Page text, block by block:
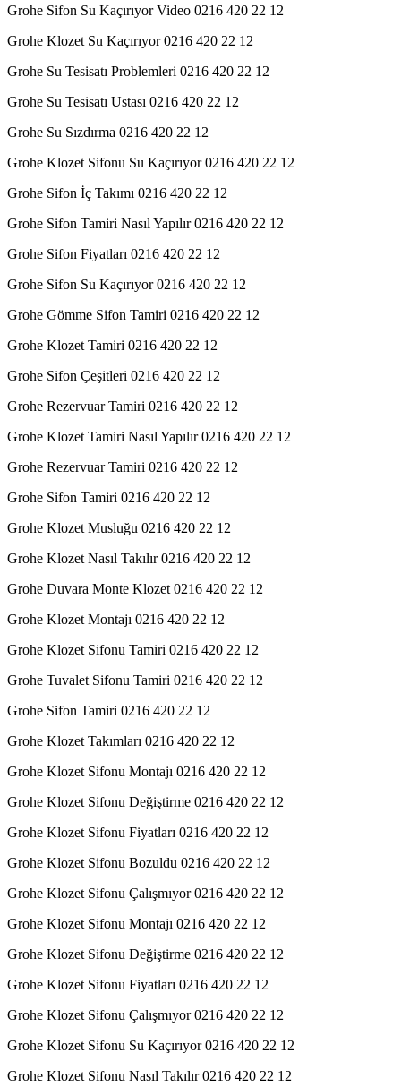
Grohe Sifon Su Kaçırıyor Video 0216 420 22 12
Grohe Klozet Su Kaçırıyor 0216 420 22 12
Grohe Su Tesisatı Problemleri 0216 420 22 12
Grohe Su Tesisatı Ustası 0216 420 22 12
Grohe Su Sızdırma 0216 420 22 12
Grohe Klozet Sifonu Su Kaçırıyor 0216 420 22 12
Grohe Sifon İç Takımı 0216 420 22 12
Grohe Sifon Tamiri Nasıl Yapılır 0216 420 22 12
Grohe Sifon Fiyatları 0216 420 22 12
Grohe Sifon Su Kaçırıyor 0216 420 22 12
Grohe Gömme Sifon Tamiri 0216 420 22 12
Grohe Klozet Tamiri 0216 420 22 12
Grohe Sifon Çeşitleri 0216 420 22 12
Grohe Rezervuar Tamiri 0216 420 22 12
Grohe Klozet Tamiri Nasıl Yapılır 0216 420 22 12
Grohe Rezervuar Tamiri 0216 420 22 12
Grohe Sifon Tamiri 0216 420 22 12
Grohe Klozet Musluğu 0216 420 22 12
Grohe Klozet Nasıl Takılır 0216 420 22 12
Grohe Duvara Monte Klozet 0216 420 22 12
Grohe Klozet Montajı 0216 420 22 12
Grohe Klozet Sifonu Tamiri 0216 420 22 12
Grohe Tuvalet Sifonu Tamiri 0216 420 22 12
Grohe Sifon Tamiri 0216 420 22 12
Grohe Klozet Takımları 0216 420 22 12
Grohe Klozet Sifonu Montajı 0216 420 22 12
Grohe Klozet Sifonu Değiştirme 0216 420 22 12
Grohe Klozet Sifonu Fiyatları 0216 420 22 12
Grohe Klozet Sifonu Bozuldu 0216 420 22 12
Grohe Klozet Sifonu Çalışmıyor 0216 420 22 12
Grohe Klozet Sifonu Montajı 0216 420 22 12
Grohe Klozet Sifonu Değiştirme 0216 420 22 12
Grohe Klozet Sifonu Fiyatları 0216 420 22 12
Grohe Klozet Sifonu Çalışmıyor 0216 420 22 12
Grohe Klozet Sifonu Su Kaçırıyor 0216 420 22 12
Grohe Klozet Sifonu Nasıl Takılır 0216 420 22 12